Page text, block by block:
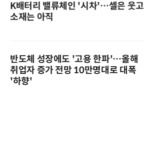
K배터리 밸류체인 '시차'…셀은 웃고
소재는 아직
반도체 성장에도 '고용 한파'…올해
취업자 증가 전망 10만명대로 대폭
'하향'